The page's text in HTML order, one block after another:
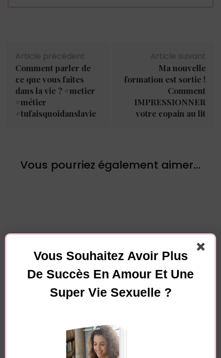
d'article
Article précédent
Comment parler de
ce que vous faites
dans la vie ? #metier
#métier
#tufaisquoidanslavie
Article suivant
Ma nouvelle
formation est sortie !
Comment
IMPRESSIONNER
votre copain au lit
Vous pourriez également aimer...
Laisser un commentaire
champs obligatoires sont indiqués avec
Vous Souhaitez Avoir Plus
De Succès En Amour Et Une
Super Vie Sexuelle ?